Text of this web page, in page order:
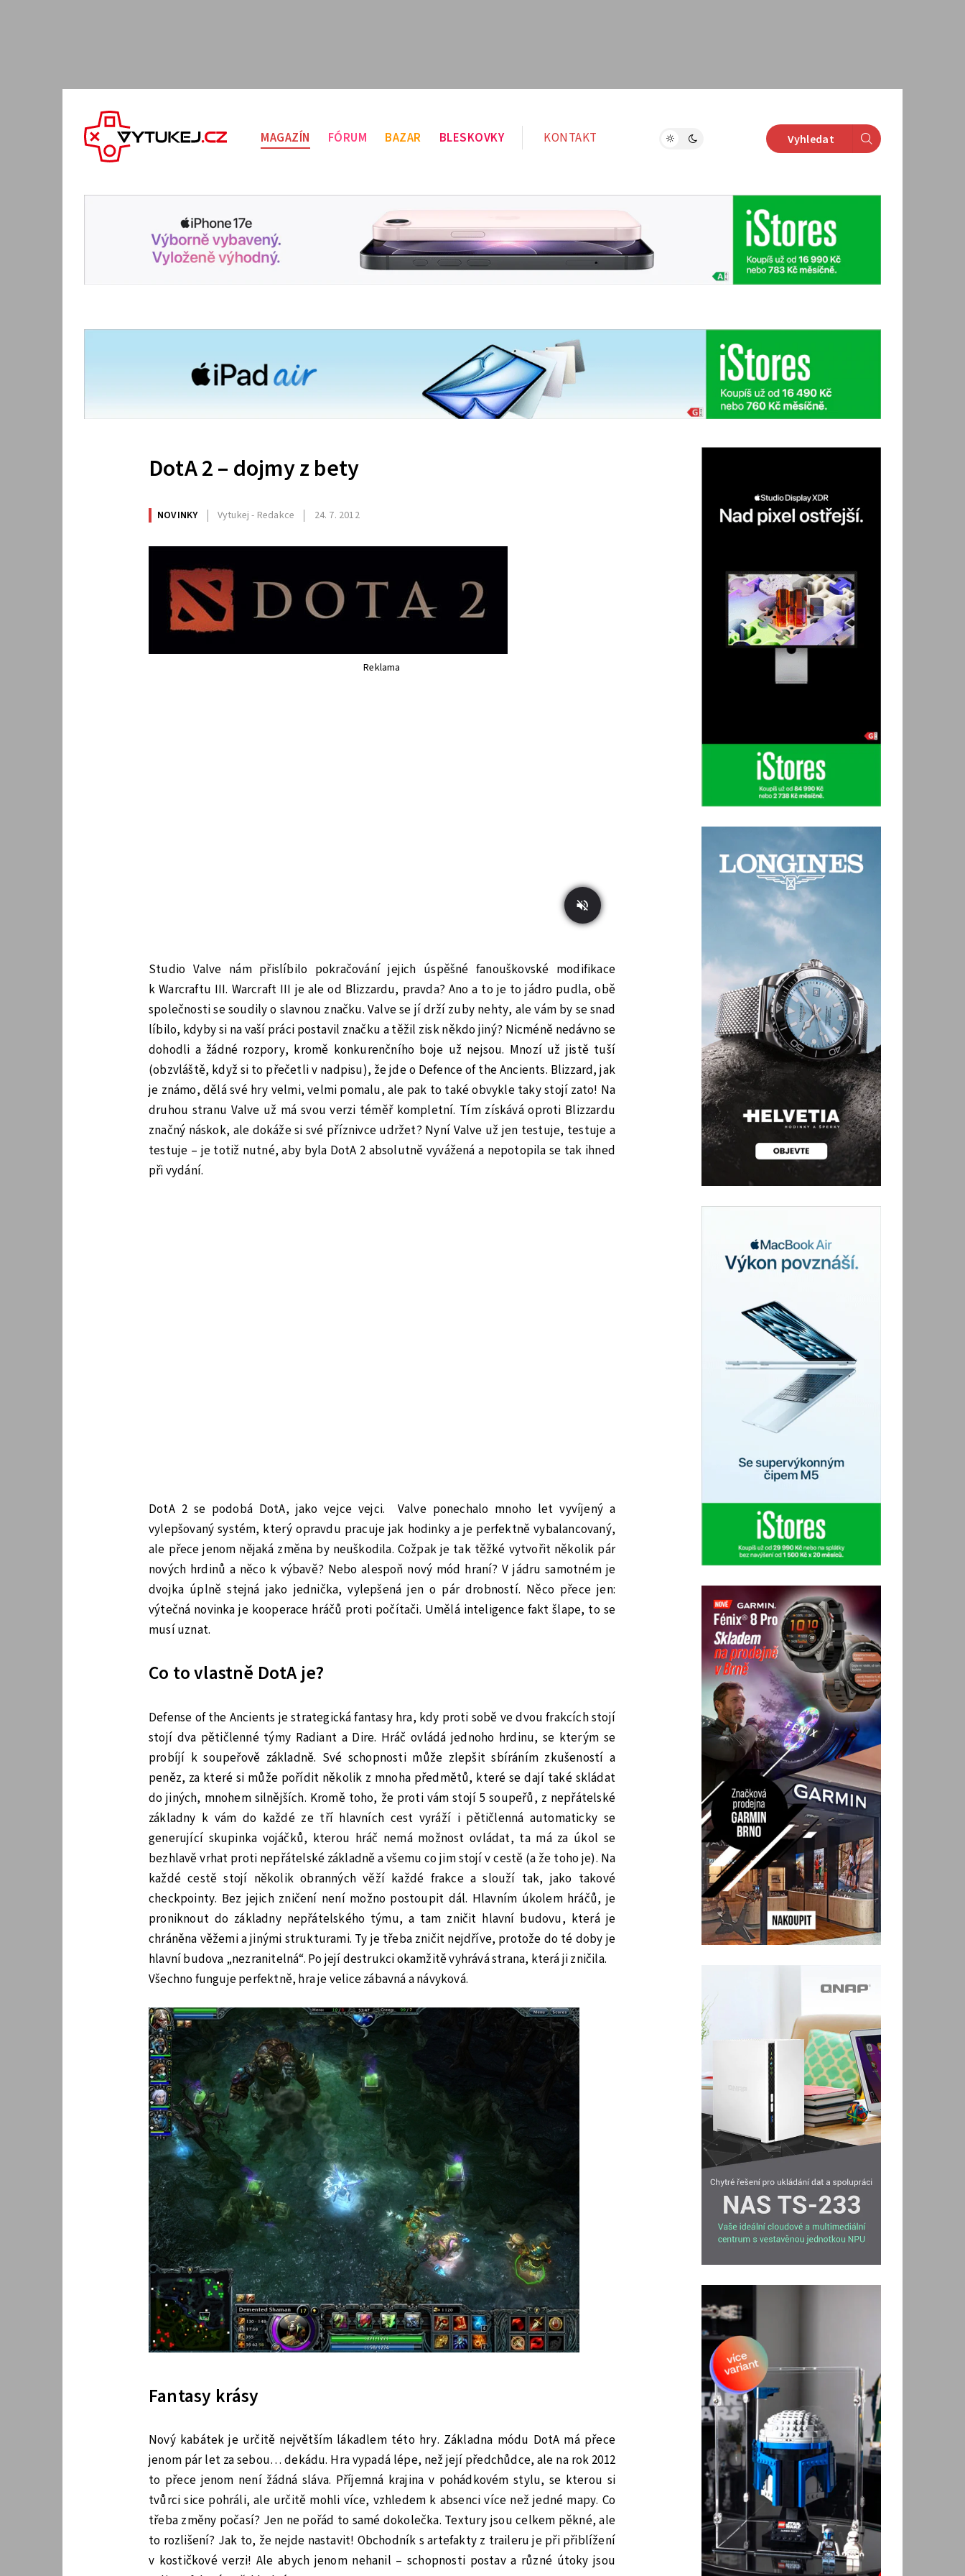
MAGAZÍN FÓRUM BAZAR BLESKOVKY KONTAKT Vyhledat
DotA 2 – dojmy z bety
NOVINKY Vytukej - Redakce 24. 7. 2012
Reklama
Studio Valve nám přislíbilo pokračování jejich úspěšné fanouškovské modifikace
k Warcraftu III. Warcraft III je ale od Blizzardu, pravda? Ano a to je to jádro pudla, obě
společnosti se soudily o slavnou značku. Valve se jí drží zuby nehty, ale vám by se snad
líbilo, kdyby si na vaší práci postavil značku a těžil zisk někdo jiný? Nicméně nedávno se
dohodli a žádné rozpory, kromě konkurenčního boje už nejsou. Mnozí už jistě tuší
(obzvláště, když si to přečetli v nadpisu), že jde o Defence of the Ancients. Blizzard, jak
je známo, dělá své hry velmi, velmi pomalu, ale pak to také obvykle taky stojí zato! Na
druhou stranu Valve už má svou verzi téměř kompletní. Tím získává oproti Blizzardu
značný náskok, ale dokáže si své příznivce udržet? Nyní Valve už jen testuje, testuje a
testuje – je totiž nutné, aby byla DotA 2 absolutně vyvážená a nepotopila se tak ihned
při vydání.
DotA 2 se podobá DotA, jako vejce vejci. Valve ponechalo mnoho let vyvíjený a
vylepšovaný systém, který opravdu pracuje jak hodinky a je perfektně vybalancovaný,
ale přece jenom nějaká změna by neuškodila. Cožpak je tak těžké vytvořit několik pár
nových hrdinů a něco k výbavě? Nebo alespoň nový mód hraní? V jádru samotném je
dvojka úplně stejná jako jednička, vylepšená jen o pár drobností. Něco přece jen:
výtečná novinka je kooperace hráčů proti počítači. Umělá inteligence fakt šlape, to se
musí uznat.
Co to vlastně DotA je?
Defense of the Ancients je strategická fantasy hra, kdy proti sobě ve dvou frakcích stojí
stojí dva pětičlenné týmy Radiant a Dire. Hráč ovládá jednoho hrdinu, se kterým se
probíjí k soupeřově základně. Své schopnosti může zlepšit sbíráním zkušeností a
peněz, za které si může pořídit několik z mnoha předmětů, které se dají také skládat
do jiných, mnohem silnějších. Kromě toho, že proti vám stojí 5 soupeřů, z nepřátelské
základny k vám do každé ze tří hlavních cest vyráží i pětičlenná automaticky se
generující skupinka vojáčků, kterou hráč nemá možnost ovládat, ta má za úkol se
bezhlavě vrhat proti nepřátelské základně a všemu co jim stojí v cestě (a že toho je). Na
každé cestě stojí několik obranných věží každé frakce a slouží tak, jako takové
checkpointy. Bez jejich zničení není možno postoupit dál. Hlavním úkolem hráčů, je
proniknout do základny nepřátelského týmu, a tam zničit hlavní budovu, která je
chráněna věžemi a jinými strukturami. Ty je třeba zničit nejdříve, protože do té doby je
hlavní budova „nezranitelná“. Po její destrukci okamžitě vyhrává strana, která ji zničila.
Všechno funguje perfektně, hra je velice zábavná a návyková.
Fantasy krásy
Nový kabátek je určitě největším lákadlem této hry. Základna módu DotA má přece
jenom pár let za sebou… dekádu. Hra vypadá lépe, než její předchůdce, ale na rok 2012
to přece jenom není žádná sláva. Příjemná krajina v pohádkovém stylu, se kterou si
tvůrci sice pohráli, ale určitě mohli více, vzhledem k absenci více než jedné mapy. Co
třeba změny počasí? Jen ne pořád to samé dokolečka. Textury jsou celkem pěkné, ale
to rozlišení? Jak to, že nejde nastavit! Obchodník s artefakty z traileru je při přiblížení
v kostičkové verzi! Ale abych jenom nehanil – schopnosti postav a různé útoky jsou